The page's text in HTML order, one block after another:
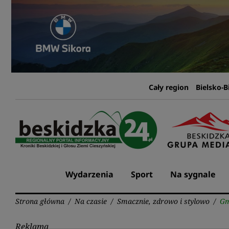
Przejdź
Cały region Bielsko-
Wydarzenia Sport Na sygnale
Strona główna / Na czasie / Smacznie, zdrowo i stylowo /
Reklama